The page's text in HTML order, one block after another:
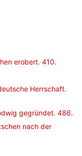
erobert. 410.
Herrschaft.
gegründet. 486.
nach der